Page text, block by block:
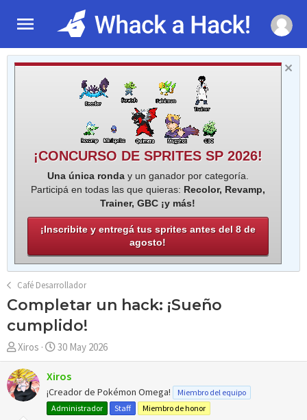
¡CONCURSO DE SPRITES SP 2026!
Una única ronday un ganador por categoría.
Participá en todas las que quieras: Recolor, Revamp,
Trainer, GBC ¡y más!
¡Inscribite y entregá tus sprites antes del 8 de
agosto!
Café Desarrollador
Completar un hack: ¡Sueño
cumplido!
A
u
t
o
r
Xiros
F
e
c
h
a
30 May 2026
Xiros
¡Creador de Pokémon Omega!
Miembro del equipo
Administrador
Staff Miembro de honor